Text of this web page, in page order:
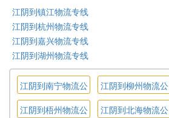
江阴到镇江物流专线
江阴到杭州物流专线
江阴到嘉兴物流专线
江阴到湖州物流专线
江阴到南宁物流公
司
江阴到柳州物流公
司
江阴到梧州物流公
江阴到北海物流公